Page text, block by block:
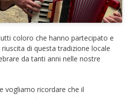
coloro che hanno partecipato e
di questa tradizione locale
da tanti anni nelle nostre
vogliamo ricordare che il